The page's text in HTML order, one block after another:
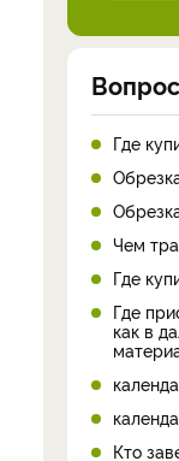
Где
Чем
Где
Где
как в
Кто